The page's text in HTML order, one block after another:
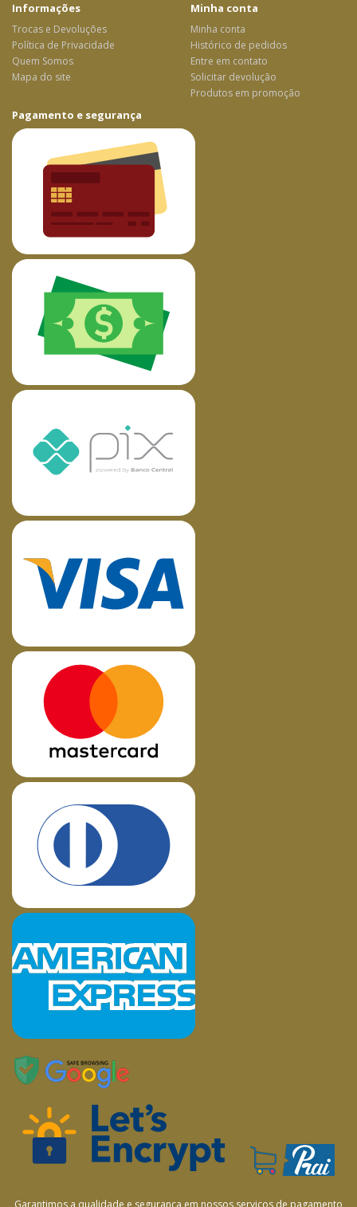
Informações
Trocas e Devoluções
Política de Privacidade
Quem Somos
Mapa do site
Minha conta
Minha conta
Histórico de pedidos
Entre em contato
Solicitar devolução
Produtos em promoção
Pagamento e segurança
Garantimos a qualidade e segurança em nossos serviços de pagamento